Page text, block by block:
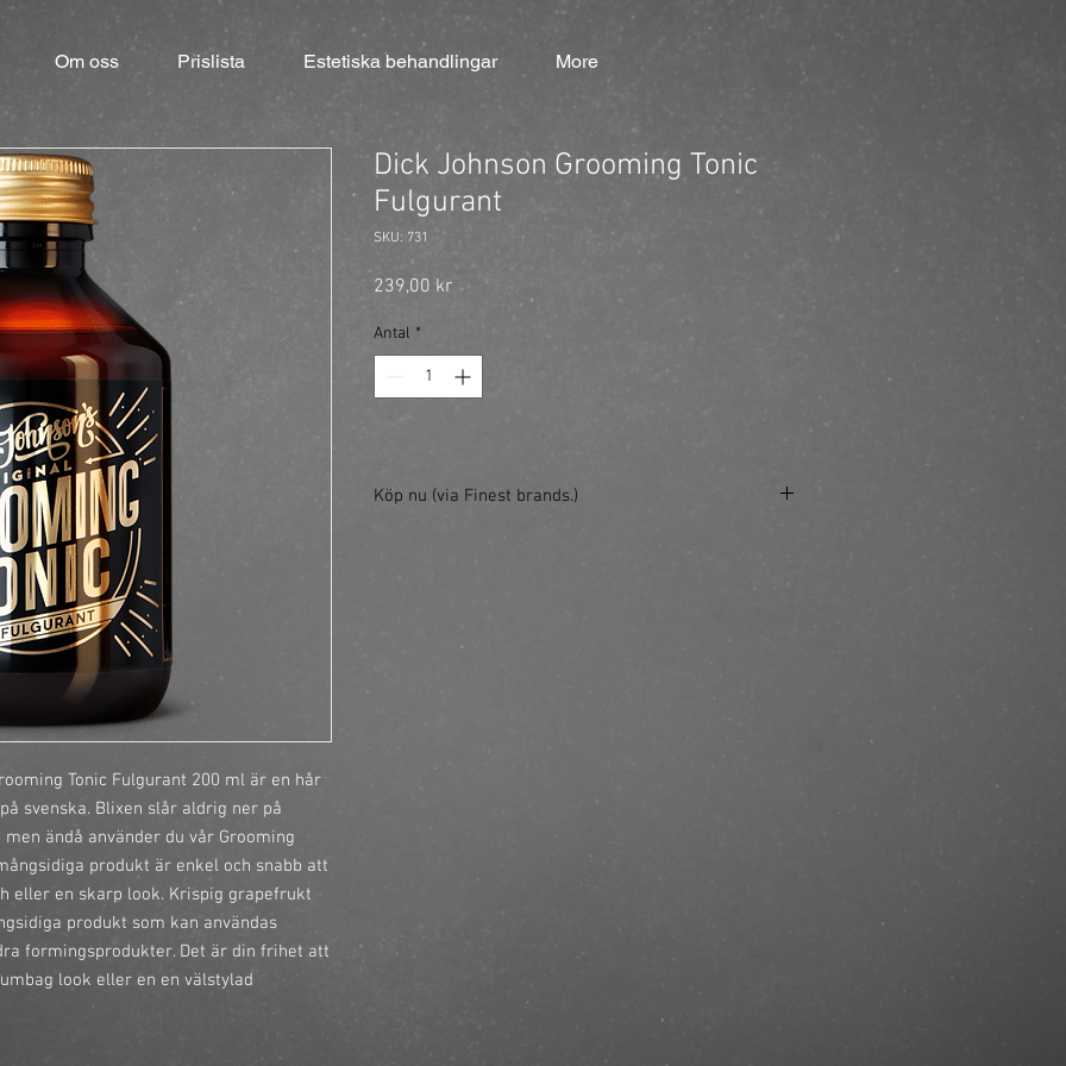
Om oss Prislista Estetiska behandlingar More
Tonic Fulgurant 200 ml är en hår
svenska. Blixen slår aldrig ner på
ändå använder du vår Grooming
produkt är enkel och snabb att
eller en skarp look. Krispig grapefrukt
produkt som kan användas
formingsprodukter. Det är din frihet att
look eller en en välstylad
Dick Johnson Grooming Tonic
Fulgurant
SKU: 731
239,00 krPris
Antal *
Köp nu (via Finest brands.)